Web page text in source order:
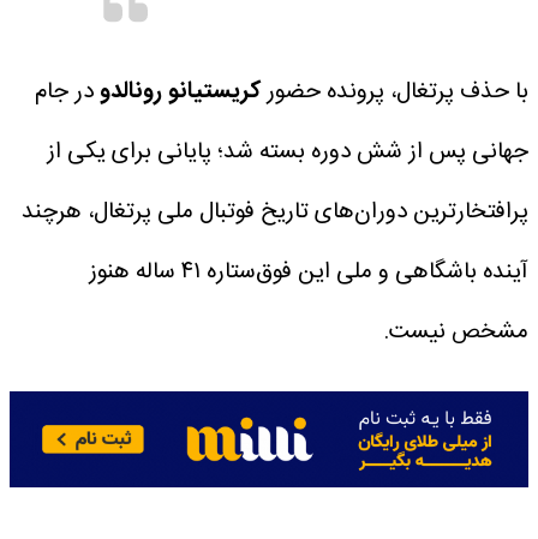
با حذف پرتغال، پرونده حضورکریستیانو رونالدودر جام
جهانی پس از شش دوره بسته شد؛ پایانی برای یکی از
پرافتخارترین دوران‌های تاریخ فوتبال ملی پرتغال، هرچند
آینده باشگاهی و ملی این فوق‌ستاره ۴۱ ساله هنوز
مشخص نیست.